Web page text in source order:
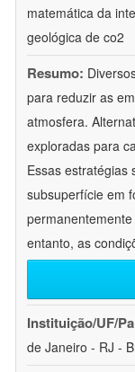
matemática da
geológica de co2
Resumo:
para reduzir as
atmosfera.
exploradas para
Essas estratégias
subsuperfície em
entanto, as
Instituição/UF/
de Janeiro - RJ -